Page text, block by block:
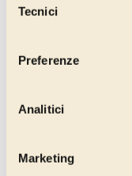
delTecnici
Preferenze
Analitici
Marketing